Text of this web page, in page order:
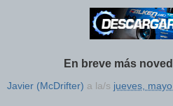
En breve más
Javier (McDrifter) a la/s jueves,